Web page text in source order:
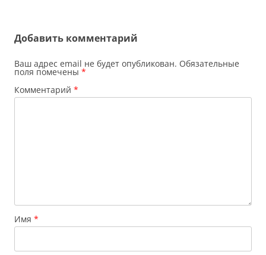
Добавить комментарий
Ваш адрес email не будет опубликован. Обязательные
поля помечены *
Комментарий *
Имя *